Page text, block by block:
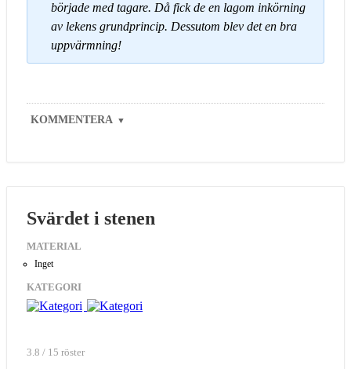
började med tagare. Då fick de en lagom inkörning
av lekens grundprincip. Dessutom blev det en bra
uppvärmning!
KOMMENTERA ▼
Svärdet i stenen
MATERIAL
Inget
KATEGORI
3.8 / 15 röster